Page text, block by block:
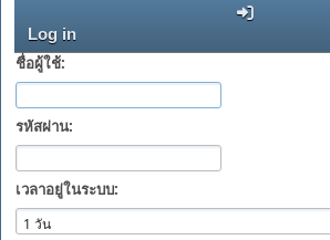
Log in
ชื่อผู้ใช้:
รหัสผ่าน:
เวลาอยู่ในระบบ: